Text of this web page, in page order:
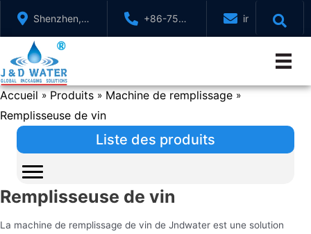
contenu
Shenzhen,
GuangDong,
Chine
+86-755-
88321071
Accueil » Produits » Machine de remplissage »
Remplisseuse de vin
Liste des produits
Remplisseuse de vin
La machine de remplissage de vin de Jndwater est une solution